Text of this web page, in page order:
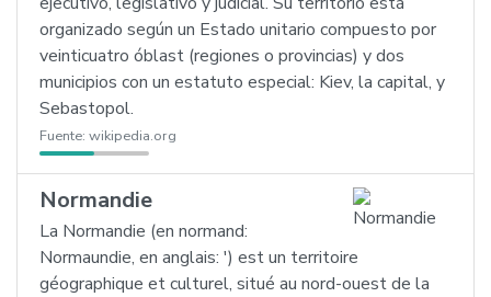
organizado según un Estado unitario compuesto por
veinticuatro óblast (regiones o provincias) y dos
municipios con un estatuto especial: Kiev, la capital, y
Sebastopol.
Fuente: wikipedia.org
Normandie
La Normandie (en normand:
Normaundie, en anglais: ') est un territoire
géographique et culturel, situé au nord-ouest de la